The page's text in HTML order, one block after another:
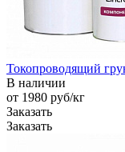
Токопроводящий
В наличии
от 1980 руб/кг
Заказать
Заказать